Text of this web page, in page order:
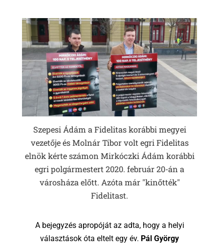
Szepesi Ádám a Fidelitas korábbi megyei
vezetője és Molnár Tibor volt egri Fidelitas
elnök kérte számon Mirkóczki Ádám korábbi
egri polgármestert 2020. február 20-án a
városháza előtt. Azóta már "kinőtték"
Fidelitast.
A bejegyzés apropóját az adta, hogy a helyi
választások óta eltelt egy év. Pál György